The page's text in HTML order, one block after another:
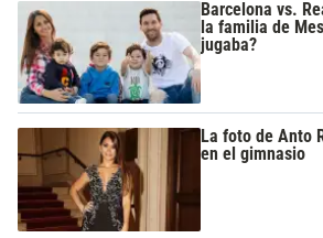
Barcelona vs.
la familia de
jugaba?
La foto de Anto
en el gimnasio